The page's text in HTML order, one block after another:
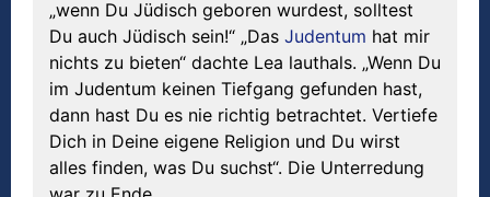
„wenn Du Jüdisch geboren wurdest, solltest
Du auch Jüdisch sein!“ „Das Judentum hat mir
nichts zu bieten“ dachte Lea lauthals. „Wenn Du
im Judentum keinen Tiefgang gefunden hast,
dann hast Du es nie richtig betrachtet. Vertiefe
Dich in Deine eigene Religion und Du wirst
alles finden, was Du suchst“. Die Unterredung